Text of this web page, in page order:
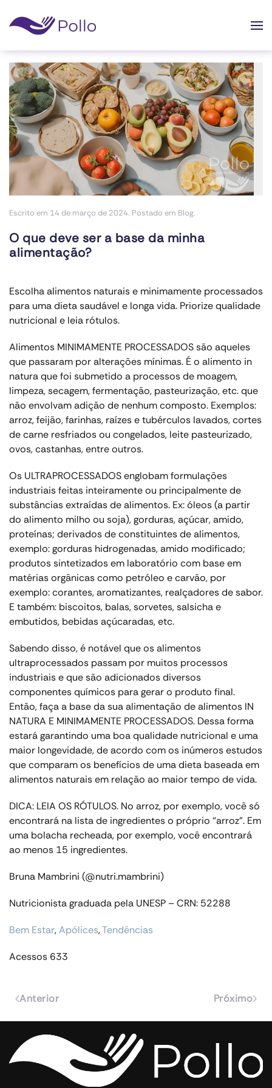
Skip to main content
Escrito em 14 de março de 2024. Postado em Blog.
O que deve ser a base da minha
alimentação?
Escolha alimentos naturais e minimamente processados
para uma dieta saudável e longa vida. Priorize qualidade
nutricional e leia rótulos.
Alimentos MINIMAMENTE PROCESSADOS são aqueles
que passaram por alterações mínimas. É o alimento in
natura que foi submetido a processos de moagem,
limpeza, secagem, fermentação, pasteurização, etc. que
não envolvam adição de nenhum composto. Exemplos:
arroz, feijão, farinhas, raízes e tubérculos lavados, cortes
de carne resfriados ou congelados, leite pasteurizado,
ovos, castanhas, entre outros.
Os ULTRAPROCESSADOS englobam formulações
industriais feitas inteiramente ou principalmente de
substâncias extraídas de alimentos. Ex: óleos (a partir
do alimento milho ou soja), gorduras, açúcar, amido,
proteínas; derivados de constituintes de alimentos,
exemplo: gorduras hidrogenadas, amido modificado;
produtos sintetizados em laboratório com base em
matérias orgânicas como petróleo e carvão, por
exemplo: corantes, aromatizantes, realçadores de sabor.
E também: biscoitos, balas, sorvetes, salsicha e
embutidos, bebidas açúcaradas, etc.
Sabendo disso, é notável que os alimentos
ultraprocessados passam por muitos processos
industriais e que são adicionados diversos
componentes químicos para gerar o produto final.
Então, faça a base da sua alimentação de alimentos IN
NATURA E MINIMAMENTE PROCESSADOS. Dessa forma
estará garantindo uma boa qualidade nutricional e uma
maior longevidade, de acordo com os inúmeros estudos
que comparam os benefícios de uma dieta baseada em
alimentos naturais em relação ao maior tempo de vida.
DICA: LEIA OS RÓTULOS. No arroz, por exemplo, você só
encontrará na lista de ingredientes o próprio “arroz”. Em
uma bolacha recheada, por exemplo, você encontrará
ao menos 15 ingredientes.
Bruna Mambrini (@nutri.mambrini)
Nutricionista graduada pela UNESP – CRN: 52288
Bem Estar,Apólices,Tendências
Acessos 633
Anterior Próximo